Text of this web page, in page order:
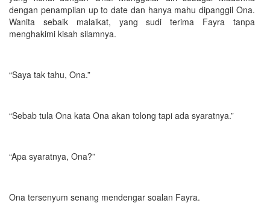
dengan penampilan up to date dan hanya mahu dipanggil Ona.
Wanita sebaik malaikat, yang sudi terima Fayra tanpa
menghakimi kisah silamnya.
“Saya tak tahu, Ona.”
“Sebab tula Ona kata Ona akan tolong tapi ada syaratnya.”
“Apa syaratnya, Ona?”
Ona tersenyum senang mendengar soalan Fayra.